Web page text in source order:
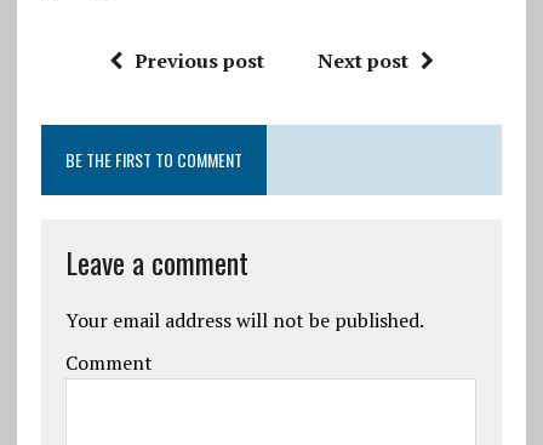
Previous post Next post
BE THE FIRST TO COMMENT
Leave a comment
Your email address will not be published.
Comment